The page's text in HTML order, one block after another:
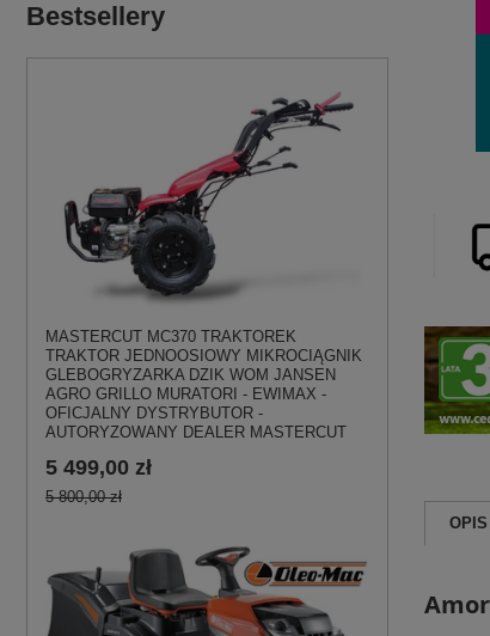
Bestsellery
MASTERCUT MC370 TRAKTOREK
TRAKTOR JEDNOOSIOWY MIKROCIĄGNIK
GLEBOGRYZARKA DZIK WOM JANSEN
AGRO GRILLO MURATORI - EWIMAX -
OFICJALNY DYSTRYBUTOR -
AUTORYZOWANY DEALER MASTERCUT
5 499,00 zł
5 800,00 zł
OPIS